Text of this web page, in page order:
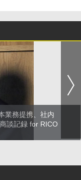
業務提携、社内
談記録 for RICO